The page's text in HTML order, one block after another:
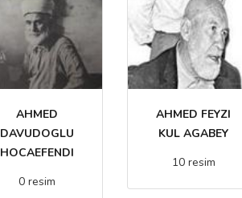
AHMED
DAVUDOGLU
HOCAEFENDI
0 resim
AHMED FEYZI
KUL AGABEY
10 resim